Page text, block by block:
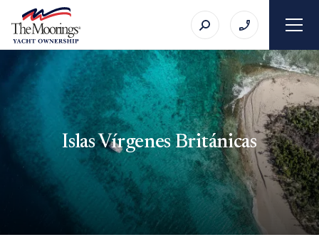
Islas Vírgenes Británicas